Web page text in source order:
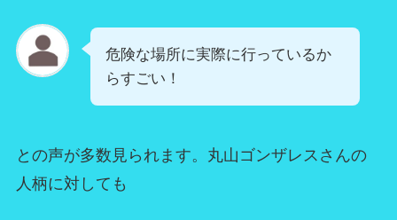
危険な場所に実際に行っているか
らすごい！
との声が多数見られます。丸山ゴンザレスさんの
人柄に対しても